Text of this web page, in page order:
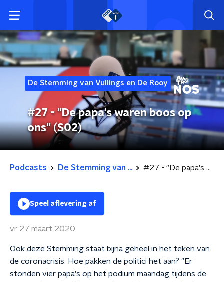
De Stemming van Vullings en De Rooy
#27 - "De papa's waren boos op
ons" (S02)
Podcasts De Stemming van ... #27 - "De papa's waren boos op ons" (S02)
Speel aflevering af
vr 27 maart 2020
Ook deze Stemming staat bijna geheel in het teken van
de coronacrisis. Hoe pakken de politici het aan? "Er
stonden vier papa's op het podium maandag tijdens de